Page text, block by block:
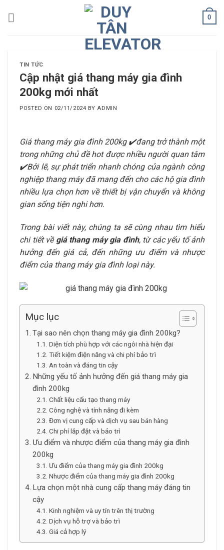
0
TIN TỨC
Cập nhật giá thang máy gia đình
200kg mới nhất
POSTED ON 02/11/2024 BYADMIN
Giá thang máy gia đình 200kg ✔️đang trở thành một
trong những chủ đề hot được nhiều người quan tâm
✔️Bởi lẽ, sự phát triển nhanh chóng của ngành công
nghiệp thang máy đã mang đến cho các hộ gia đình
nhiều lựa chọn hơn về thiết bị vận chuyển và không
gian sống tiện nghi hơn.
Trong bài viết này, chúng ta sẽ cùng nhau tìm hiểu
chi tiết về giá thang máy gia đình,từ các yếu tố ảnh
hưởng đến giá cả, đến những ưu điểm và nhược
điểm của thang máy gia đình loại này.
Mục lục
Tại sao nên chọn thang máy gia đình 200kg?
Diện tích phù hợp với các ngôi nhà hiện đại
Tiết kiệm điện năng và chi phí bảo trì
An toàn và đáng tin cậy
Những yếu tố ảnh hưởng đến giá thang máy gia
đình 200kg
Chất liệu cấu tạo thang máy
Công nghệ và tính năng đi kèm
Đơn vị cung cấp và dịch vụ sau bán hàng
Chi phí lắp đặt và bảo trì
Ưu điểm và nhược điểm của thang máy gia đình
200kg
Ưu điểm của thang máy gia đình 200kg
Nhược điểm của thang máy gia đình 200kg
Lựa chọn một nhà cung cấp thang máy đáng tin
cậy
Kinh nghiệm và uy tín trên thị trường
Dịch vụ hỗ trợ và bảo trì
Giá cả hợp lý